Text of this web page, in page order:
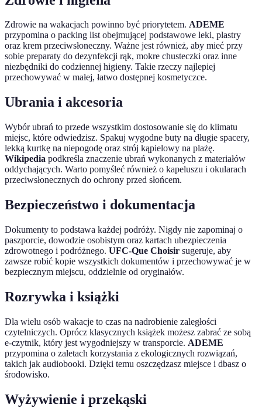
Zdrowie na wakacjach powinno być priorytetem. ADEME
przypomina o packing list obejmującej podstawowe leki, plastry
oraz krem przeciwsłoneczny. Ważne jest również, aby mieć przy
sobie preparaty do dezynfekcji rąk, mokre chusteczki oraz inne
niezbędniki do codziennej higieny. Takie rzeczy najlepiej
przechowywać w małej, łatwo dostępnej kosmetyczce.
Ubrania i akcesoria
Wybór ubrań to przede wszystkim dostosowanie się do klimatu
miejsc, które odwiedzisz. Spakuj wygodne buty na długie spacery,
lekką kurtkę na niepogodę oraz strój kąpielowy na plażę.
Wikipedia podkreśla znaczenie ubrań wykonanych z materiałów
oddychających. Warto pomyśleć również o kapeluszu i okularach
przeciwsłonecznych do ochrony przed słońcem.
Bezpieczeństwo i dokumentacja
Dokumenty to podstawa każdej podróży. Nigdy nie zapominaj o
paszporcie, dowodzie osobistym oraz kartach ubezpieczenia
zdrowotnego i podróżnego. UFC-Que Choisir sugeruje, aby
zawsze robić kopie wszystkich dokumentów i przechowywać je w
bezpiecznym miejscu, oddzielnie od oryginałów.
Rozrywka i książki
Dla wielu osób wakacje to czas na nadrobienie zaległości
czytelniczych. Oprócz klasycznych książek możesz zabrać ze sobą
e-czytnik, który jest wygodniejszy w transporcie. ADEME
przypomina o zaletach korzystania z ekologicznych rozwiązań,
takich jak audiobooki. Dzięki temu oszczędzasz miejsce i dbasz o
środowisko.
Wyżywienie i przekąski